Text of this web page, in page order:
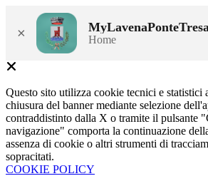
× MyLavenaPonteTresa
Home
Questo sito utilizza cookie tecnici e statistici
chiusura del banner mediante selezione
contraddistinto dalla X o tramite il pulsante
navigazione" comporta la continuazione
assenza di cookie o altri strumenti di
sopracitati.
COOKIE POLICY